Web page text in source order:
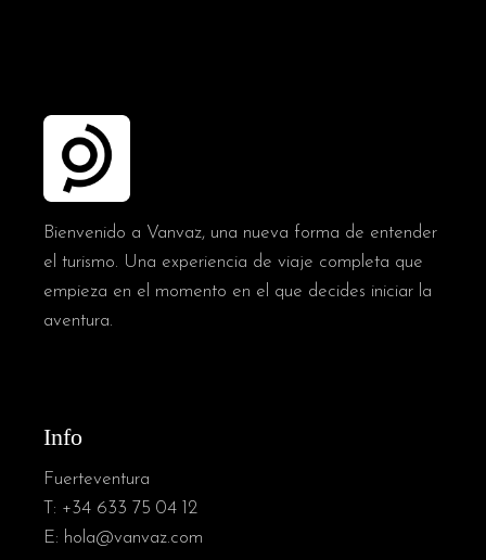
Bienvenido a Vanvaz, una nueva forma de entender
el turismo. Una experiencia de viaje completa que
empieza en el momento en el que decides iniciar la
aventura.
Info
Fuerteventura
T: +34 633 75 04 12
E: hola@vanvaz.com